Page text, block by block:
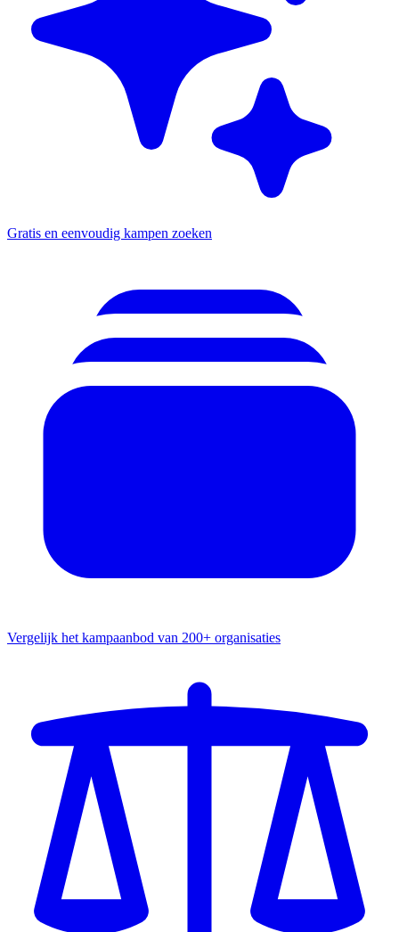
Gratis en eenvoudig kampen zoeken
Vergelijk het kampaanbod van 200+ organisaties